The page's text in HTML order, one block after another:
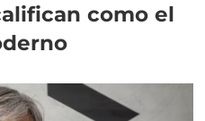
como el